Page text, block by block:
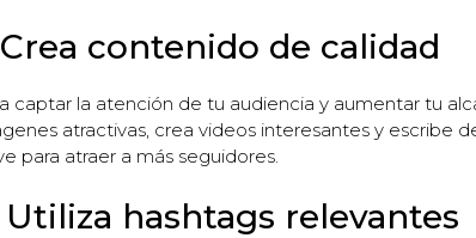
Crea contenido de calidad
captar la atención de tu audiencia y aumentar tu
atractivas, crea videos interesantes y escribe
para atraer a más seguidores.
Utiliza hashtags relevantes